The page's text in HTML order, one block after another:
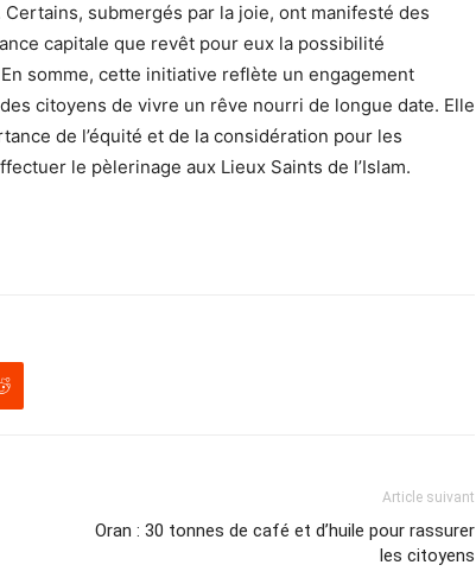
submergés par la joie, ont manifesté des
capitale que revêt pour eux la possibilité
somme, cette initiative reflète un engagement
citoyens de vivre un rêve nourri de longue date. Elle
de l’équité et de la considération pour les
le pèlerinage aux Lieux Saints de l’Islam.
Article suivant
Oran : 30 tonnes de café et d’huile pour rassurer
les citoyens